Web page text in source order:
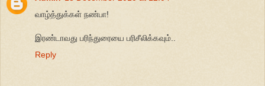
வாழ்த்துக்கள் நண்பா!
இரண்டாவது பரிந்துரையை பரிசீலிக்கவும்..
Reply